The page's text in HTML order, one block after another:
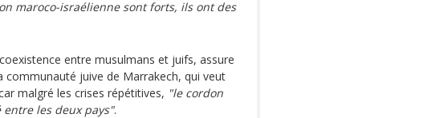
maroco-israélienne sont forts, ils ont des
entre musulmans et juifs, assure
communauté juive de Marrakech, qui veut
malgré les crises répétitives, "le cordon
les deux pays".